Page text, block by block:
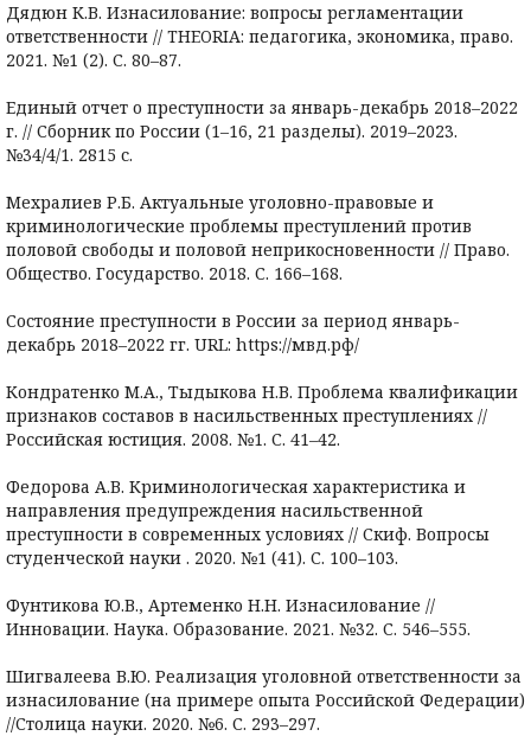
Дядюн К.В. Изнасилование: вопросы регламентации
ответственности // THEORIA: педагогика, экономика, право.
2021. №1 (2). С. 80–87.
Единый отчет о преступности за январь-декабрь 2018–2022
г. // Сборник по России (1–16, 21 разделы). 2019–2023.
№34/4/1. 2815 с.
Мехралиев Р.Б. Актуальные уголовно-правовые и
криминологические проблемы преступлений против
половой свободы и половой неприкосновенности // Право.
Общество. Государство. 2018. С. 166–168.
Состояние преступности в России за период январь-
декабрь 2018–2022 гг. URL: https://мвд.рф/
Кондратенко М.А., Тыдыкова Н.В. Проблема квалификации
признаков составов в насильственных преступлениях //
Российская юстиция. 2008. №1. С. 41–42.
Федорова А.В. Криминологическая характеристика и
направления предупреждения насильственной
преступности в современных условиях // Скиф. Вопросы
студенческой науки . 2020. №1 (41). С. 100–103.
Фунтикова Ю.В., Артеменко Н.Н. Изнасилование //
Инновации. Наука. Образование. 2021. №32. С. 546–555.
Шигвалеева В.Ю. Реализация уголовной ответственности за
изнасилование (на примере опыта Российской Федерации)
//Столица науки. 2020. №6. С. 293–297.